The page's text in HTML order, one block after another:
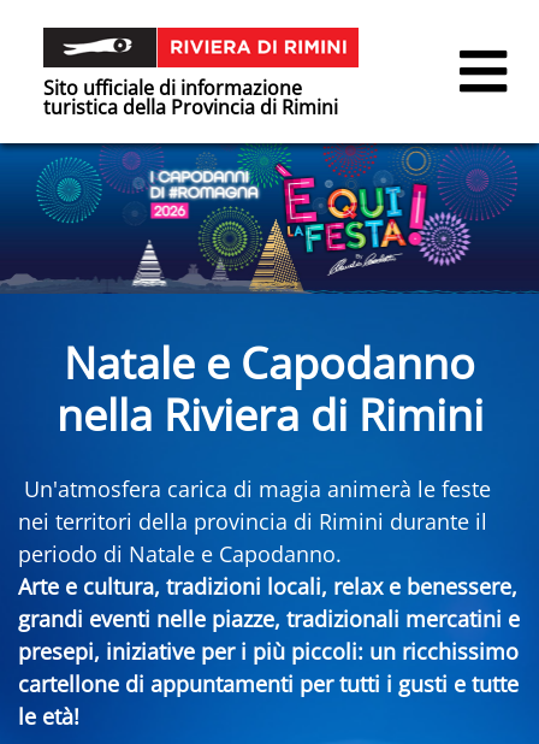
Sito ufficiale di informazione
turistica della Provincia di Rimini
Natale e Capodanno
nella Riviera di Rimini
Un'atmosfera carica di magia animerà le feste
nei territori della provincia di Rimini durante il
periodo di Natale e Capodanno.
Arte e cultura, tradizioni locali, relax e benessere,
grandi eventi nelle piazze, tradizionali mercatini e
presepi, iniziative per i più piccoli: un ricchissimo
cartellone di appuntamenti per tutti i gusti e tutte
le età!